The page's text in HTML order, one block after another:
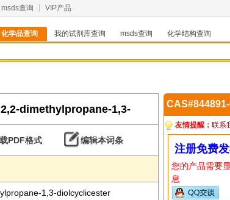
msds查询 VIP产品
化学品查询 我的试剂库查询 msds查询
化学结构查询
dimethylpropane-1,3-
PDF格式 编辑本词条
1,3-diolcyclicester
友情提醒： 联系
注册免费
您的产品需要
息